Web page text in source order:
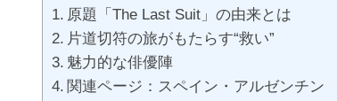
原題「The Last Suit」の由来とは
片道切符の旅がもたらす“救い”
魅力的な俳優陣
関連ページ：スペイン・アルゼンチン